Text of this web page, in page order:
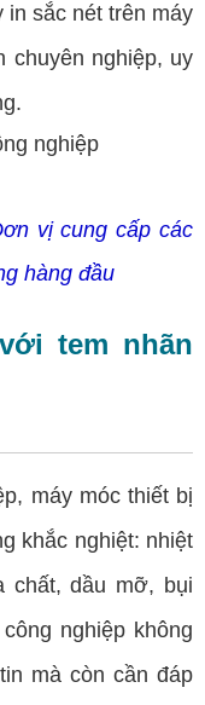
in sắc nét trên máy
chuyên nghiệp, uy
vị cung cấp các
hàng đầu
tem nhãn
máy móc thiết bị
khắc nghiệt: nhiệt
chất, dầu mỡ, bụi
nghiệp không
mà còn cần đáp